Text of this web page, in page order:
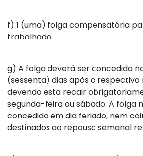
f) 1 (uma) folga compensatória
trabalhado.
g) A folga deverá ser concedida
(sessenta) dias após o respectivo
devendo esta recair
segunda-feira ou sábado. A folga
concedida em dia feriado, nem
destinados ao repouso semanal